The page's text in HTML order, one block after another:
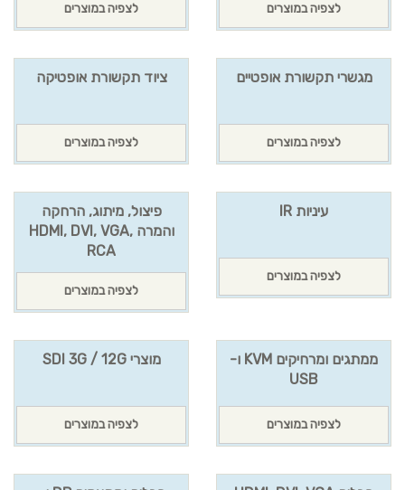
לצפיה במוצרים לצפיה במוצרים
מגשרי תקשורת אופטיים
לצפיה במוצרים
ציוד תקשורת אופטיקה
לצפיה במוצרים
עיניות IR
לצפיה במוצרים
פיצול, מיתוג, הרחקה
והמרה HDMI, DVI, VGA,
RCA
לצפיה במוצרים
ממתגים ומרחיקים KVM ו-
USB
לצפיה במוצרים
מוצרי SDI 3G / 12G
לצפיה במוצרים